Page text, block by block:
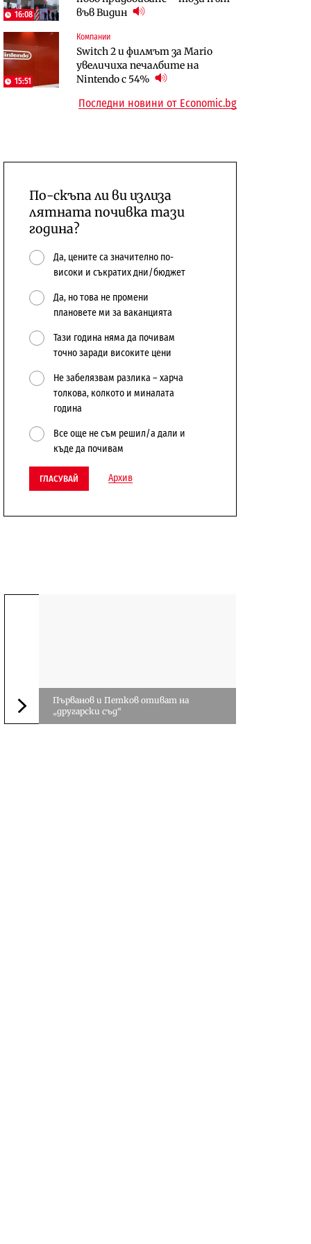
16:08
във Видин
15:51
Компании
Switch 2 и филмът за Mario
увеличиха печалбите на
Nintendo с 54%
откажат напълно от Google
Публични финанси
Общините вече зависят от
централната власт за 75% от
Отрасли
Жилищата в България
поскъпват при намаляващо
население и все повече сгради
Последни новини от Economic.bg
По-скъпа ли ви излиза
лятната почивка тази
година?
Да, цените са значително по-
високи и съкратих дни/бюджет
Да, но това не промени
плановете ми за ваканцията
Тази година няма да почивам
точно заради високите цени
Не забелязвам разлика – харча
толкова, колкото и миналата
година
Все още не съм решил/а дали и
къде да почивам
ГЛАСУВАЙ Архив
Следваща новина
Първанов и Петков отиват на
„другарски съд“